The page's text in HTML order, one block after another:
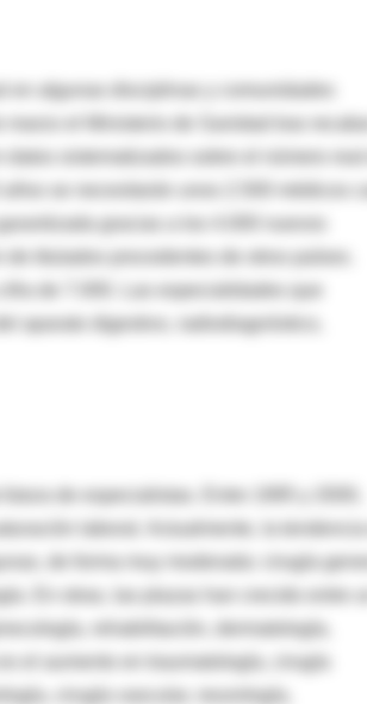
algunas disciplinas y comunidades
se necesitarán unos 2.500 médicos
gracias a los 4.000 nuevos
titulados procedentes de otros países.
de 7.000. Las especialidades que
aparato digestivo, radiodiagnóstico,
laboral. Actualmente, la tendencia
de forma muy moderada: cirugía
En otras, las plazas han crecido entre un
rehabilitación, dermatología,
el aumento en traumatología, cirugía
cirugía vascular, neurología,